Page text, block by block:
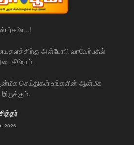
அன்போடு வரவேற்பதில்
செய்திகள் உங்களின் ஆன்மீக
இருக்கும்.
2026